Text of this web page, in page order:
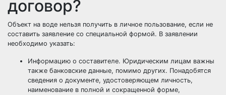
договор?
Объект на воде нельзя получить в личное пользование, если не
составить заявление со специальной формой. В заявлении
необходимо указать:
Информацию о составителе. Юридическим лицам важны
также банковские данные, помимо других. Понадобятся
сведения о документе, удостоверяющем личность,
наименование в полной и сокращенной форме,